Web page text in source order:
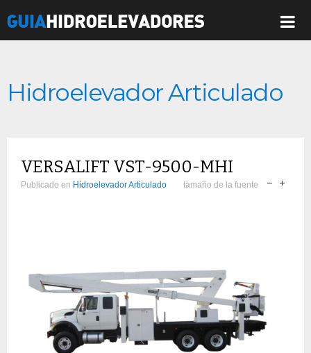
Hidroelevador Articulado
VERSALIFT VST-9500-MHI
Publicado en Hidroelevador Articulado tamaño de la fuente